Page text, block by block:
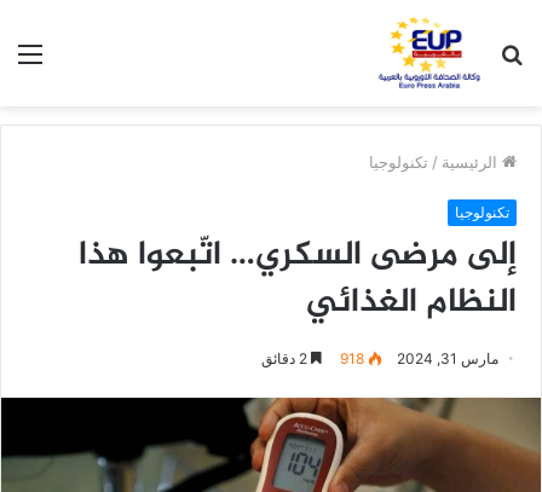
عن
الرئيسية / تكنولوجيا
تكنولوجيا
إلى مرضى السكري… اتّبعوا هذا
النظام الغذائي
مارس 31, 2024 918